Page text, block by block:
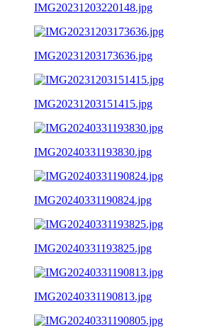
IMG20231203220148.jpg
IMG20231203173636.jpg
IMG20231203151415.jpg
IMG20240331193830.jpg
IMG20240331190824.jpg
IMG20240331193825.jpg
IMG20240331190813.jpg